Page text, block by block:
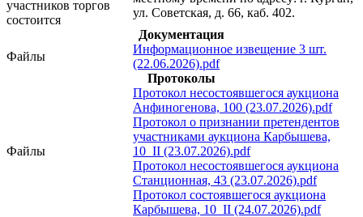
участников торгов
состоится
ул. Советская, д. 66, каб. 402.
Документация
Файлы
Информационное извещение 3 шт.
(22.06.2026).pdf
Протоколы
Файлы
Протокол несостоявшегося аукциона
Анфиногенова, 100 (23.07.2026).pdf
Протокол о признании претендентов
участниками аукциона Карбышева,
10_II (23.07.2026).pdf
Протокол несостоявшегося аукциона
Станционная, 43 (23.07.2026).pdf
Протокол состоявшегося аукциона
Карбышева, 10_II (24.07.2026).pdf